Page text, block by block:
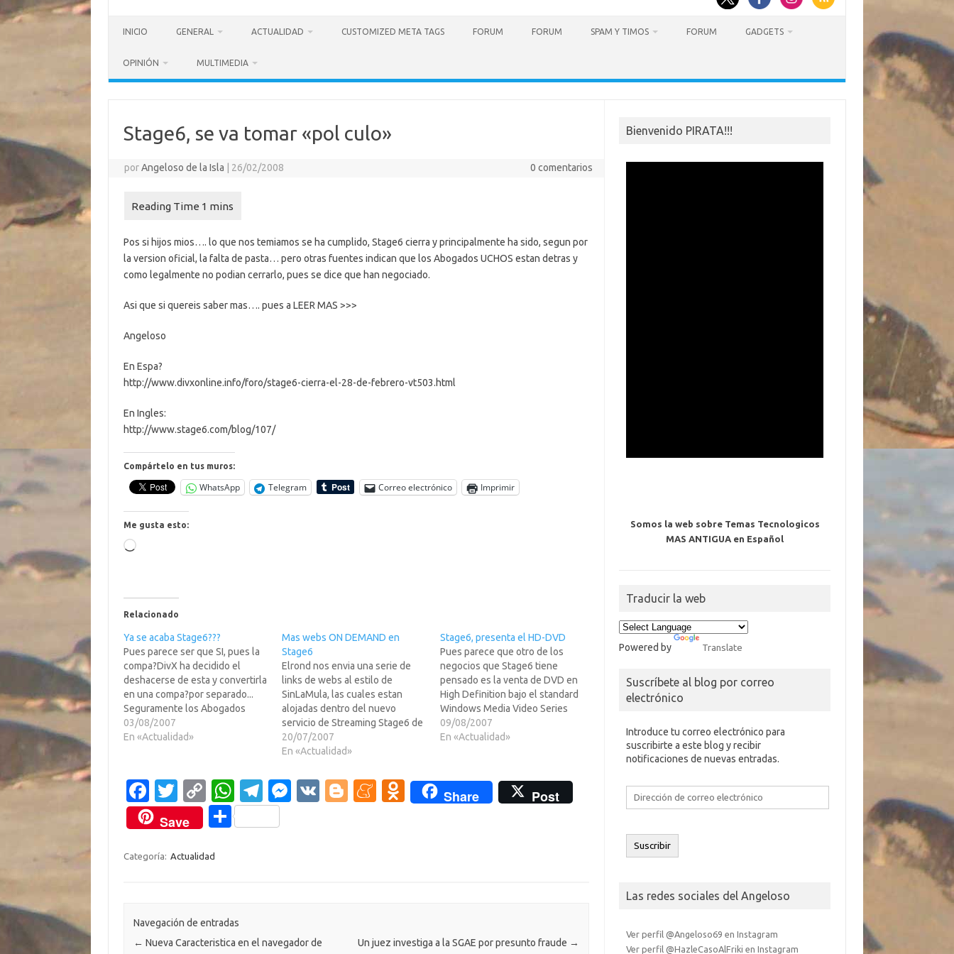
INICIO GENERAL ACTUALIDAD CUSTOMIZED META TAGS FORUM FORUM SPAM Y TIMOS FORUM GADGETS
OPINIÓN MULTIMEDIA
Stage6, se va tomar «pol culo»
porAngeloso de la Isla 26/02/2008 0 comentarios
Pos si hijos mios…. lo que nos temiamos se ha cumplido, Stage6 cierra y principalmente ha sido, segun por
la version oficial, la falta de pasta… pero otras fuentes indican que los Abogados UCHOS estan detras y
como legalmente no podian cerrarlo, pues se dice que han negociado.
Asi que si quereis saber mas…. pues a LEER MAS >>>
Angeloso
En Espa?
http://www.divxonline.info/foro/stage6-cierra-el-28-de-febrero-vt503.html
En Ingles:
http://www.stage6.com/blog/107/
Compártelo en tus muros:
WhatsApp Telegram Correo electrónico Imprimir
Me gusta esto:
Cargando...
Relacionado
Ya se acaba Stage6???
Pues parece ser que SI, pues la
compa?DivX ha decidido el
deshacerse de esta y convertirla
en una compa?por separado...
Seguramente los Abogados
UCHOS (que no deberian de
existir) ya han empezado a
subsidarias posibles en caso de
perder.Mas informacion (en
Ingles)…
03/08/2007
En «Actualidad»
Mas webs ON DEMAND en
Stage6
Elrond nos envia una serie de
links de webs al estilo de
SinLaMula, las cuales estan
alojadas dentro del nuevo
servicio de Streaming Stage6 de
Divx.com.Para el que no lo sepa,
Stage6 es lo que parece ser el
emitiendo con una calidad muy
superior y sin…
20/07/2007
En «Actualidad»
Stage6, presenta el HD-DVD
Pues parece que otro de los
negocios que Stage6 tiene
pensado es la venta de DVD en
High Definition bajo el standard
Windows Media Video Series
9.Resumiendo los DVD HD, no
son el Blu-Ray, ni el HD DVD que
soporta discos…
09/08/2007
En «Actualidad»
Fa
c
e
b
k
T
w
it
te
C
o
p
y
k
W
h
at
p
T
el
e
M
V
Bl
M O
Share
Post
Save
C
ti
Categoría: Actualidad
Navegación de entradas
← Nueva Caracteristica en el navegador de
Un juez investiga a la SGAE por presunto fraude →
Bienvenido PIRATA!!!
Somos la web sobre Temas Tecnologicos
MAS ANTIGUA en Español
Traducir la web
Powered by Translate
Suscríbete al blog por correo
electrónico
Introduce tu correo electrónico para
suscribirte a este blog y recibir
notificaciones de nuevas entradas.
Dirección
electrónico
Suscribir
Las redes sociales del Angeloso
Ver perfil @Angeloso69 en Instagram
Ver perfil @HazleCasoAlFriki en Instagram